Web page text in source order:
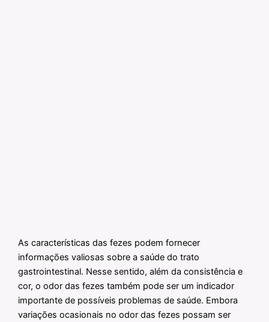
As características das fezes podem fornecer
informações valiosas sobre a saúde do trato
gastrointestinal. Nesse sentido, além da consistência e
cor, o odor das fezes também pode ser um indicador
importante de possíveis problemas de saúde. Embora
variações ocasionais no odor das fezes possam ser